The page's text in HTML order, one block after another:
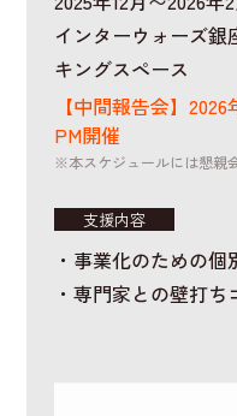
インターウォーズ
キングスペース
【中間報告会】2026
PM開催
※本スケジュールには懇親
支援内容
・事業化のための個
・専門家との壁打